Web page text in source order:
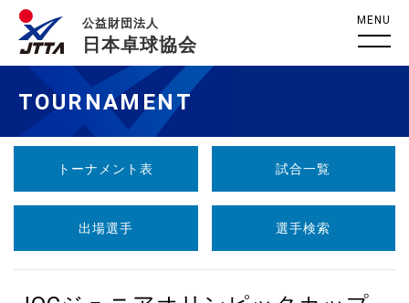
公益財団法人
日本卓球協会
MENU
TOURNAMENT
トーナメント表 試合一覧
出場選手 選手検索